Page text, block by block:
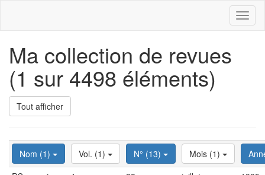
Ma collection de revues
(1 sur 4498 éléments)
Tout afficher
Nom (1) Vol. (1) N° (13) Mois (1)